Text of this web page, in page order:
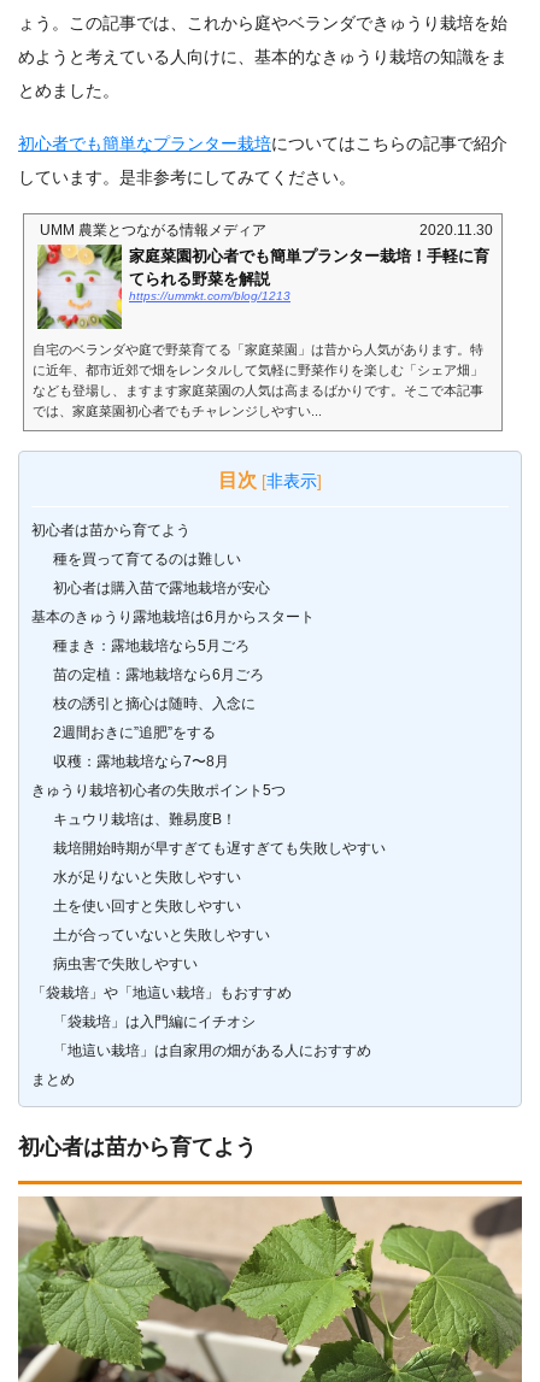
ょう。この記事では、これから庭やベランダできゅうり栽培を始
めようと考えている人向けに、基本的なきゅうり栽培の知識をま
とめました。
初心者でも簡単なプランター栽培についてはこちらの記事で紹介
しています。是非参考にしてみてください。
UMM 農業とつながる情報メディア 2020.11.30
家庭菜園初心者でも簡単プランター栽培！手軽に育
てられる野菜を解説
https://ummkt.com/blog/1213
自宅のベランダや庭で野菜育てる「家庭菜園」は昔から人気があります。特
に近年、都市近郊で畑をレンタルして気軽に野菜作りを楽しむ「シェア畑」
なども登場し、ますます家庭菜園の人気は高まるばかりです。そこで本記事
では、家庭菜園初心者でもチャレンジしやすい...
目次 [非表示]
初心者は苗から育てよう
種を買って育てるのは難しい
初心者は購入苗で露地栽培が安心
基本のきゅうり露地栽培は6月からスタート
種まき：露地栽培なら5月ごろ
苗の定植：露地栽培なら6月ごろ
枝の誘引と摘心は随時、入念に
2週間おきに”追肥”をする
収穫：露地栽培なら7〜8月
きゅうり栽培初心者の失敗ポイント5つ
キュウリ栽培は、難易度B！
栽培開始時期が早すぎても遅すぎても失敗しやすい
水が足りないと失敗しやすい
土を使い回すと失敗しやすい
土が合っていないと失敗しやすい
病虫害で失敗しやすい
「袋栽培」や「地這い栽培」もおすすめ
「袋栽培」は入門編にイチオシ
「地這い栽培」は自家用の畑がある人におすすめ
まとめ
初心者は苗から育てよう